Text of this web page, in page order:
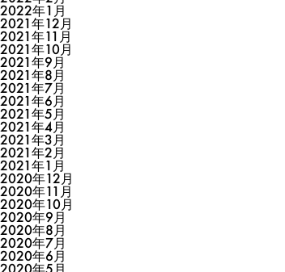
2022年1月
2021年12月
2021年11月
2021年10月
2021年9月
2021年8月
2021年7月
2021年6月
2021年5月
2021年4月
2021年3月
2021年2月
2021年1月
2020年12月
2020年11月
2020年10月
2020年9月
2020年8月
2020年7月
2020年6月
2020年5月